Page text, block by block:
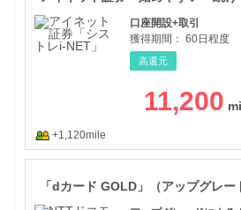
口座開設+取引
獲得期間： 60日程度
高還元
11,200
+1,120mile
「dカード GOLD」（アップグレー